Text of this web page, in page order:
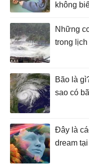
không
Những
trong
Bão là
sao có
Đây là
dream